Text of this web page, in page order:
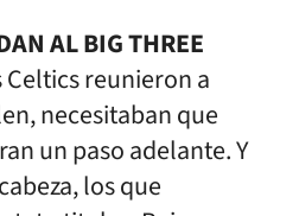
AL BIG THREE
reunieron a
necesitaban que
un paso adelante. Y
los que